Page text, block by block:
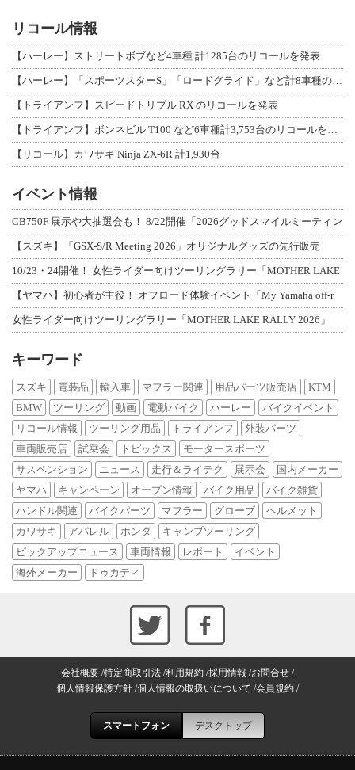
リコール情報
【ハーレー】ストリートボブなど4車種 計1285台のリコールを発表
【ハーレー】「スポーツスターS」「ロードグライド」など計8車種のリコールを発表
【トライアンフ】スピードトリプル RX のリコールを発表
【トライアンフ】ボンネビル T100 など6車種計3,753台のリコールを発表
【リコール】カワサキ Ninja ZX-6R 計1,930台
イベント情報
CB750F 展示や大抽選会も！ 8/22開催「2026グッドスマイルミーティン
【スズキ】「GSX-S/R Meeting 2026」オリジナルグッズの先行販売
10/23・24開催！ 女性ライダー向けツーリングラリー「MOTHER LAKE
【ヤマハ】初心者が主役！ オフロード体験イベント「My Yamaha off-r
女性ライダー向けツーリングラリー「MOTHER LAKE RALLY 2026」
キーワード
スズキ 電装品 輸入車 マフラー関連 用品パーツ販売店
KTM
BMW
ツーリング 動画 電動バイク ハーレー
バイクイベント
リコール情報
ツーリング用品 トライアンフ
外装パーツ
車両販売店
試乗会 トピックス
モータースポーツ
サスペンション
ニュース 走行＆ライテク 展示会
国内メーカー
ヤマハ
キャンペーン オープン情報 バイク用品
バイク雑貨
ハンドル関連
バイクパーツ マフラー グローブ
ヘルメット
カワサキ
アパレル ホンダ
キャンプツーリング
ピックアップニュース
車両情報 レポート
イベント
海外メーカー
ドゥカティ
会社概要 特定商取引法 利用規約 採用情報 お問合せ
個人情報保護方針 個人情報の取扱いについて 会員規約
スマートフォン デスクトップ